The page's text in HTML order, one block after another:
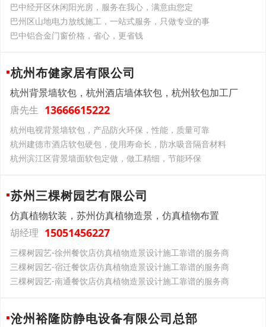
巴中经开区休闲阳光房，服务在我心，满意由您定
巴州区山地电力放线施工，一站式服务，只做专业的事
巴中铝合金门窗价格，省心，更省钱
杭州布健家居有限公司
杭州背景墙软包，杭州酒店墙体软包，杭州软包加工厂
唐先生 13666615222
杭州电视背景墙软包，产品防火环保，性能，质量可靠
杭州建德市酒店软包硬包，使用寿命长，防水吸音隔音材料
杭州滨江区背景墙面软包定做，做工精细，节能环保
苏州三棵树园艺有限公司
仿真植物软装，苏州仿真植物造景，仿真植物布置
胡经理 15051456227
三棵树园艺-徐州餐饮店仿真植物造景设计施工靠谱的服务商
三棵树园艺-宿迁餐饮店仿真植物造景设计施工靠谱的服务商
三棵树园艺-南通餐饮店仿真植物造景设计施工靠谱的服务商
沧州裕隆防静电设备有限公司总部